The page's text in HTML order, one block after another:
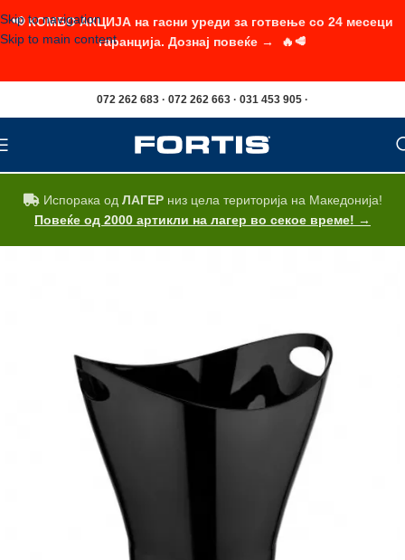
Skip to navigation
Skip to main content
072 262 683 · 072 262 663 · 031 453 905 ·
Испорака од ЛАГЕРниз цела територија на Македонија!
Повеќе од 2000 артикли на лагер во секое време! →
📢 КОМБО АКЦИЈА на гасни уреди за готвење со 24 месеци
гаранција. Дознај повеќе → 🔥🥩